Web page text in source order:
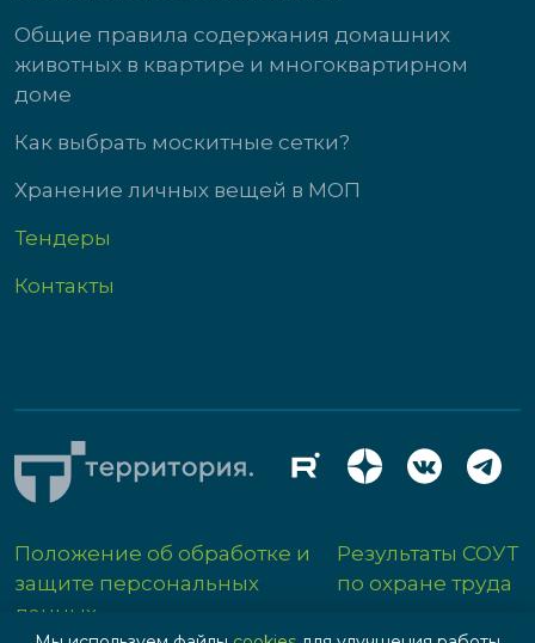
Общие правила содержания домашних
животных в квартире и многоквартирном
доме
Как выбрать москитные сетки?
Хранение личных вещей в МОП
Тендеры
Контакты
Положение об обработке и
защите персональных
данных
Результаты СОУТ
по охране труда